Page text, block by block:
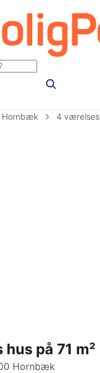
Hornbæk 4 værelses
på 71 m²
Hornbæk